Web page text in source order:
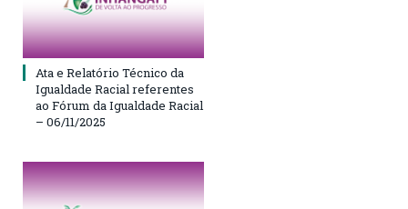
Ata e Relatório Técnico da
Igualdade Racial referentes
ao Fórum da Igualdade Racial
– 06/11/2025